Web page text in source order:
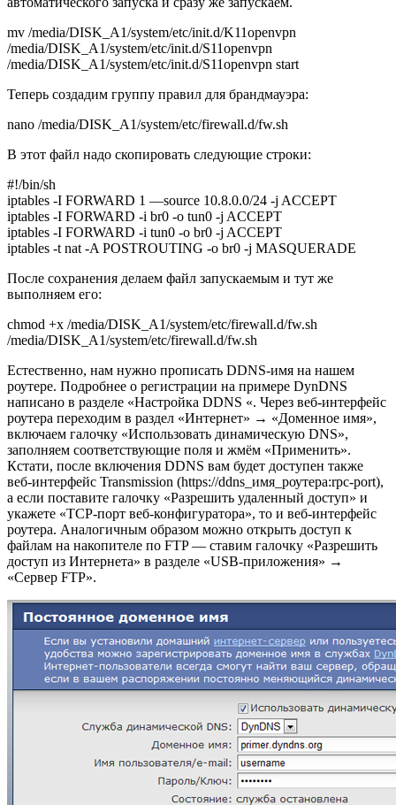
mv /media/DISK_A1/system/etc/init.d/K11openvpn
/media/DISK_A1/system/etc/init.d/S11openvpn
/media/DISK_A1/system/etc/init.d/S11openvpn start
Теперь создадим группу правил для брандмауэра:
nano /media/DISK_A1/system/etc/firewall.d/fw.sh
В этот файл надо скопировать следующие строки:
#!/bin/sh
iptables -I FORWARD 1 —source 10.8.0.0/24 -j ACCEPT
iptables -I FORWARD -i br0 -o tun0 -j ACCEPT
iptables -I FORWARD -i tun0 -o br0 -j ACCEPT
iptables -t nat -A POSTROUTING -o br0 -j MASQUERADE
После сохранения делаем файл запускаемым и тут же
выполняем его:
chmod +x /media/DISK_A1/system/etc/firewall.d/fw.sh
/media/DISK_A1/system/etc/firewall.d/fw.sh
Естественно, нам нужно прописать DDNS-имя на нашем
роутере. Подробнее о регистрации на примере DynDNS
написано в разделе «Настройка DDNS «. Через веб-интерфейс
роутера переходим в раздел «Интернет» → «Доменное имя»,
включаем галочку «Использовать динамическую DNS»,
заполняем соответствующие поля и жмём «Применить».
Кстати, после включения DDNS вам будет доступен также
веб-интерфейс Transmission (https://ddns_имя_роутера:rpc-port),
а если поставите галочку «Разрешить удаленный доступ» и
укажете «TCP-порт веб-конфигуратора», то и веб-интерфейс
роутера. Аналогичным образом можно открыть доступ к
файлам на накопителе по FTP — ставим галочку «Разрешить
доступ из Интернета» в разделе «USB-приложения» →
«Сервер FTP».